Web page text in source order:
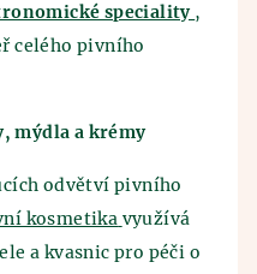
speciality ,
celého pivního
mýdla a krémy
odvětví pivního
kosmetika využívá
a kvasnic pro péči o